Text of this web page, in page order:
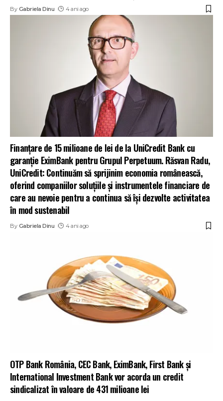
By Gabriela Dinu 4 ani ago
Finanțare de 15 milioane de lei de la UniCredit Bank cu
garanție EximBank pentru Grupul Perpetuum. Răsvan Radu,
UniCredit: Continuăm să sprijinim economia românească,
oferind companiilor soluțiile și instrumentele financiare de
care au nevoie pentru a continua să își dezvolte activitatea
în mod sustenabil
By Gabriela Dinu 4 ani ago
OTP Bank România, CEC Bank, EximBank, First Bank și
International Investment Bank vor acorda un credit
sindicalizat în valoare de 431 milioane lei